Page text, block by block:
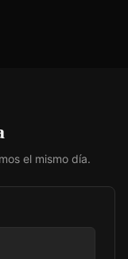
el mismo día.